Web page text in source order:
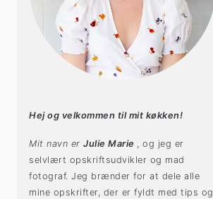
Hej og velkommen til mit køkken!
Mit navn er Julie Marie , og jeg er
selvlært opskriftsudvikler og mad
fotograf. Jeg brænder for at dele alle
mine opskrifter, der er fyldt med tips og